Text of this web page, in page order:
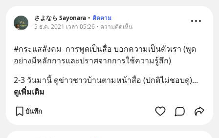
さよなら Sayonara • ติดตาม
5 ธ.ค. 2021 เวลา 05:26 • ความคิดเห็น
#กระแสสังคม  การพูดเป็นสื่อ บอกความเป็นตัวเรา (พูด
อย่างมีหลักการและปราศจากการใช้ความรู้สึก)
2-3 วันมานี้ ดูข่าวชาวบ้านตามหน้าสื่อ (ปกติไม่ชอบดู)...
ดูเพิ่มเติม
บันทึก